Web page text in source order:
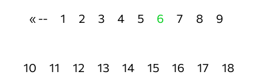
« -- 1 2 3 4 5 6 7 8 9
10 11 12 13 14 15 16 17 18